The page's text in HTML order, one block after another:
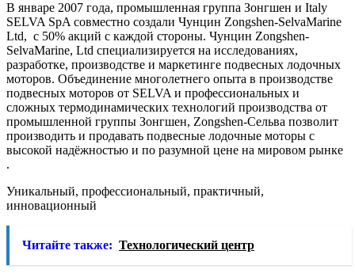
В январе 2007 года, промышленная группа Зонгшен и Italy
SELVA SpA совместно создали Чунцин Zongshen-SelvaMarine
Ltd, с 50% акций с каждой стороны. Чунцин Zongshen-
SelvaMarine, Ltd специализируется на исследованиях,
разработке, производстве и маркетинге подвесных лодочных
моторов. Объединение многолетнего опыта в производстве
подвесных моторов от SELVA и профессиональных и
сложных термодинамических технологий производства от
промышленной группы Зонгшен, Zongshen-Сельва позволит
производить и продавать подвесные лодочные моторы с
высокой надёжностью и по разумной цене на мировом рынке
.
Уникальный, профессиональный, практичный,
инновационный
Читайте также: Технологический центр